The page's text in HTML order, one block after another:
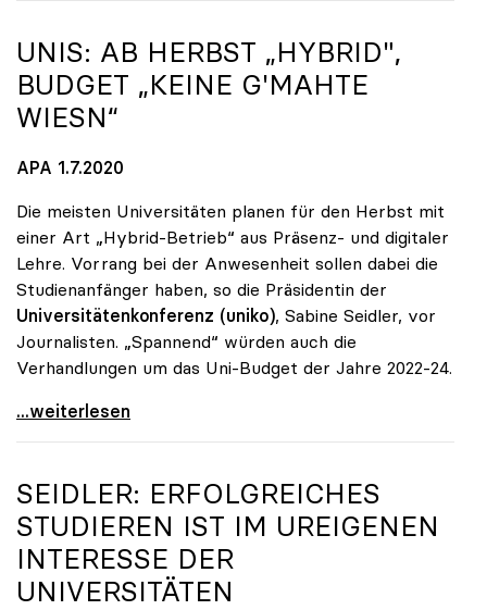
UNIS: AB HERBST „HYBRID",
BUDGET „KEINE G'MAHTE
WIESN“
APA 1.7.2020
Die meisten Universitäten planen für den Herbst mit
einer Art „Hybrid-Betrieb“ aus Präsenz- und digitaler
Lehre. Vorrang bei der Anwesenheit sollen dabei die
Studienanfänger haben, so die Präsidentin der
Universitätenkonferenz (uniko), Sabine Seidler, vor
Journalisten. „Spannend“ würden auch die
Verhandlungen um das Uni-Budget der Jahre 2022-24.
Unis: Ab Herbst „hybrid\", Budget „keine g'mahte
...weiterlesen
SEIDLER: ERFOLGREICHES
STUDIEREN IST IM UREIGENEN
INTERESSE DER
UNIVERSITÄTEN